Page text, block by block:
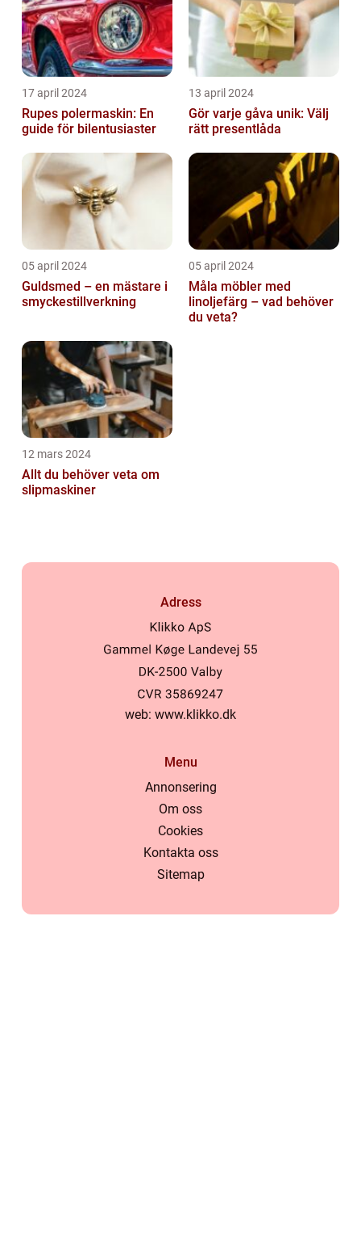
17 april 2024
Rupes polermaskin: En
guide för bilentusiaster
13 april 2024
Gör varje gåva unik: Välj
rätt presentlåda
05 april 2024
Guldsmed – en mästare i
smyckestillverkning
05 april 2024
Måla möbler med
linoljefärg – vad behöver
du veta?
12 mars 2024
Allt du behöver veta om
slipmaskiner
Adress
web: www.klikko.dk
Menu
Annonsering
Om oss
Cookies
Kontakta oss
Sitemap